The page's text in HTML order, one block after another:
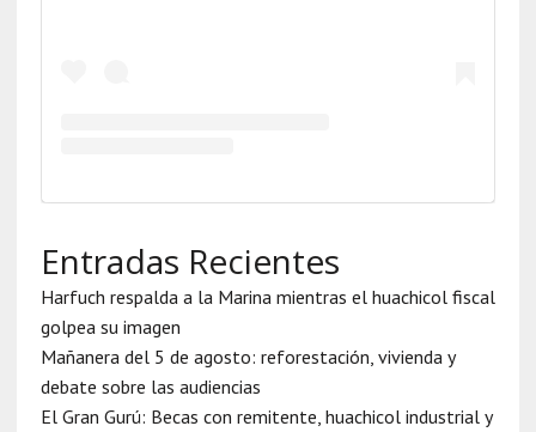
Entradas Recientes
Harfuch respalda a la Marina mientras el huachicol fiscal
golpea su imagen
Mañanera del 5 de agosto: reforestación, vivienda y
debate sobre las audiencias
El Gran Gurú: Becas con remitente, huachicol industrial y